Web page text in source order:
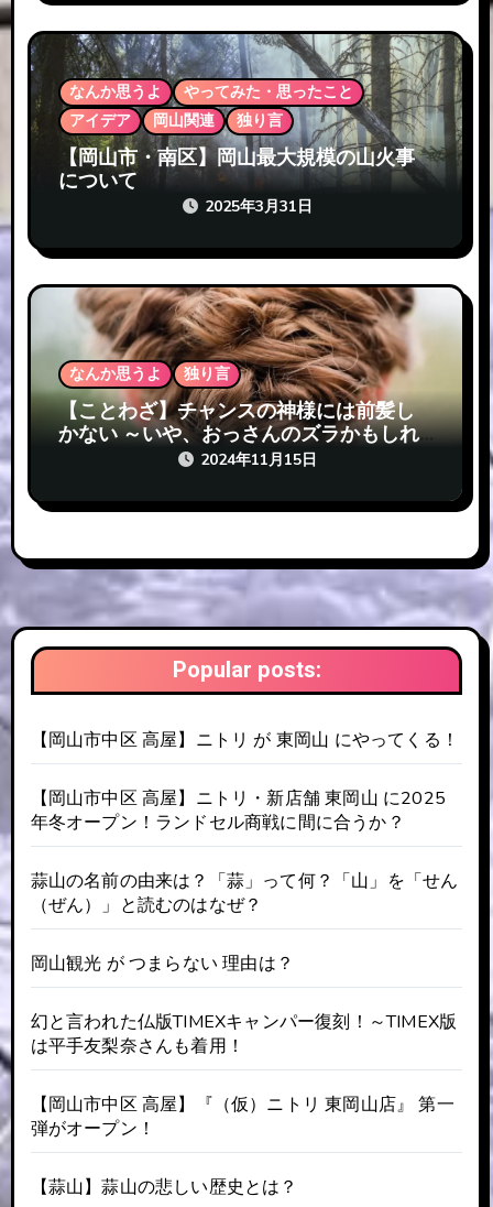
なんか思うよ
やってみた・思ったこと
アイデア
岡山関連 独り言
【岡山市・南区】岡山最大規模の山火事
について
2025年3月31日
なんか思うよ 独り言
【ことわざ】チャンスの神様には前髪し
かない ～いや、おっさんのズラかもしれ
2024年11月15日
Popular posts:
【岡山市中区 高屋】ニトリ が 東岡山 にやってくる！
【岡山市中区 高屋】ニトリ・新店舗 東岡山 に2025
年冬オープン！ランドセル商戦に間に合うか？
蒜山の名前の由来は？「蒜」って何？「山」を「せん
（ぜん）」と読むのはなぜ？
岡山観光 が つまらない 理由は？
幻と言われた仏版TIMEXキャンパー復刻！～TIMEX版
は平手友梨奈さんも着用！
【岡山市中区 高屋】『（仮）ニトリ 東岡山店』 第一
弾がオープン！
【蒜山】蒜山の悲しい歴史とは？